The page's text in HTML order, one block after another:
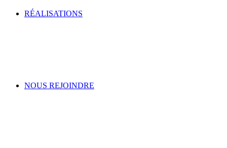
RÉALISATIONS
NOUS REJOINDRE